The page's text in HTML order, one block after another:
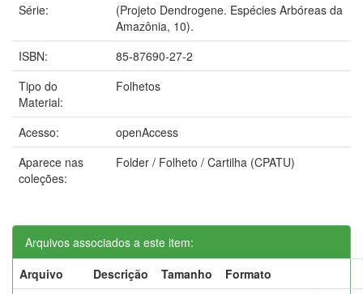
Série:
(Projeto Dendrogene. Espécies Arbóreas da
Amazônia, 10).
ISBN:
85-87690-27-2
Tipo do
Material:
Folhetos
Acesso:
openAccess
Aparece nas
coleções:
Folder / Folheto / Cartilha (CPATU)
Arquivos associados a este item:
Arquivo
Descrição Tamanho
Formato